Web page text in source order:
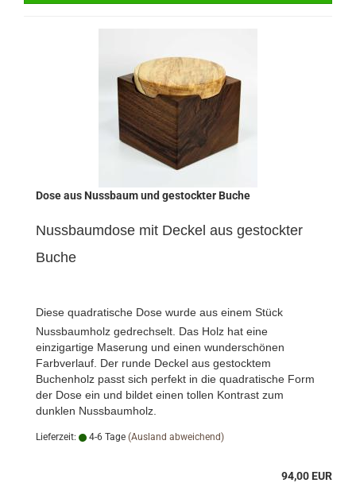
Dose aus Nussbaum und gestockter Buche
Nussbaumdose mit Deckel aus gestockter
Buche
Diese quadratische Dose wurde aus einem Stück
Nussbaumholz gedrechselt. Das Holz hat eine
einzigartige Maserung und einen wunderschönen
Farbverlauf. Der runde Deckel aus gestocktem
Buchenholz passt sich perfekt in die quadratische Form
der Dose ein und bildet einen tollen Kontrast zum
dunklen Nussbaumholz.
Lieferzeit: 4-6 Tage (Ausland abweichend)
94,00 EUR